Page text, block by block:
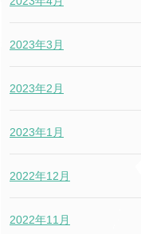
2023年3月
2023年2月
2023年1月
2022年12月
2022年11月